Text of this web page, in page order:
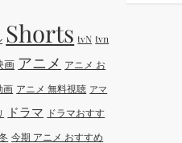
Shorts tvN tvn
画 アニメ アニメ お
画 アニメ 無料視聴 アマ
ドラマ ドラマおすす
今期 アニメ おすすめ